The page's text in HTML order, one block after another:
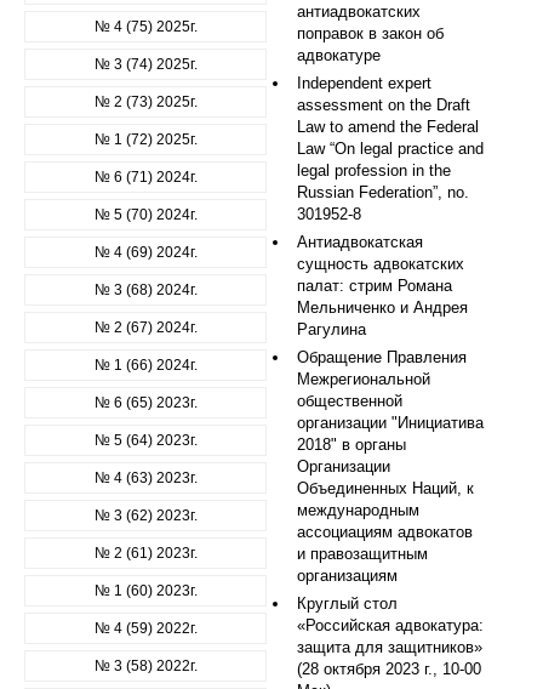
№ 4 (75) 2025г.
№ 3 (74) 2025г.
№ 2 (73) 2025г.
№ 1 (72) 2025г.
№ 6 (71) 2024г.
№ 5 (70) 2024г.
№ 4 (69) 2024г.
№ 3 (68) 2024г.
№ 2 (67) 2024г.
№ 1 (66) 2024г.
№ 6 (65) 2023г.
№ 5 (64) 2023г.
№ 4 (63) 2023г.
№ 3 (62) 2023г.
№ 2 (61) 2023г.
№ 1 (60) 2023г.
№ 4 (59) 2022г.
№ 3 (58) 2022г.
антиадвокатских
поправок в закон об
адвокатуре
Independent expert
assessment on the Draft
Law to amend the Federal
Law “On legal practice and
legal profession in the
Russian Federation”, no.
301952-8
Антиадвокатская
сущность адвокатских
палат: стрим Романа
Мельниченко и Андрея
Рагулина
Обращение Правления
Межрегиональной
общественной
организации "Инициатива
2018" в органы
Организации
Объединенных Наций, к
международным
ассоциациям адвокатов
и правозащитным
организациям
Круглый стол
«Российская адвокатура:
защита для защитников»
(28 октября 2023 г., 10-00